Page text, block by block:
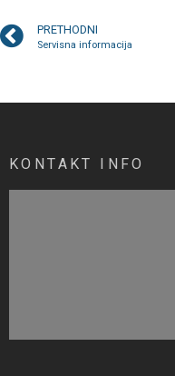
PRETHODNI
Servisna informacija
KONTAKT INFO